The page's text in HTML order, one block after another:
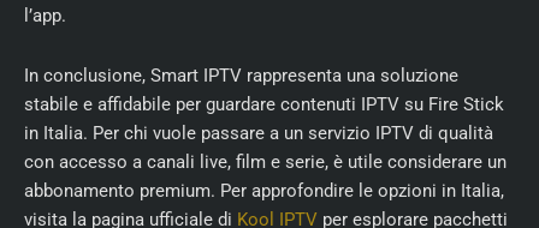
l’app.
In conclusione, Smart IPTV rappresenta una soluzione
stabile e affidabile per guardare contenuti IPTV su Fire Stick
in Italia. Per chi vuole passare a un servizio IPTV di qualità
con accesso a canali live, film e serie, è utile considerare un
abbonamento premium. Per approfondire le opzioni in Italia,
visita la pagina ufficiale di Kool IPTV per esplorare pacchetti